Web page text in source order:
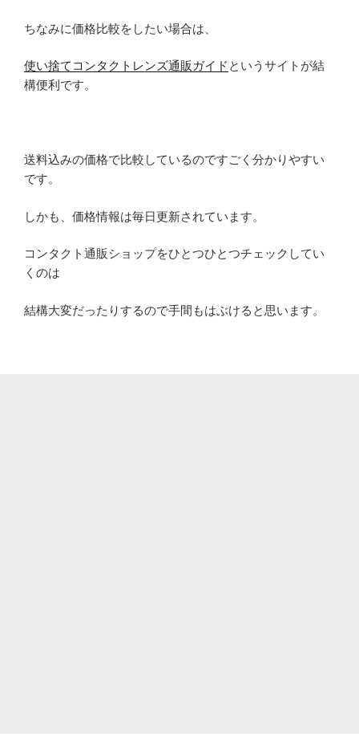
ちなみに価格比較をしたい場合は、
使い捨てコンタクトレンズ通販ガイド というサイトが結
構便利です。
送料込みの価格で比較しているのですごく分かりやすい
です。
しかも、価格情報は毎日更新されています。
コンタクト通販ショップをひとつひとつチェックしてい
くのは
結構大変だったりするので手間もはぶけると思います。